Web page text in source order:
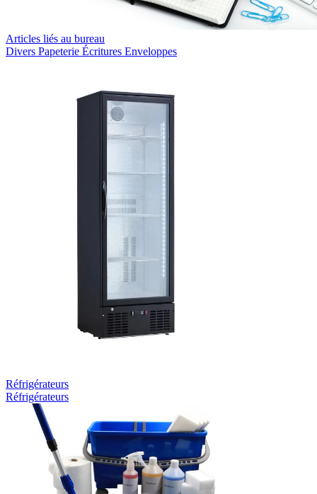
Articles liés au bureau
Divers Papeterie Écritures Enveloppes
Réfrigérateurs
Réfrigérateurs